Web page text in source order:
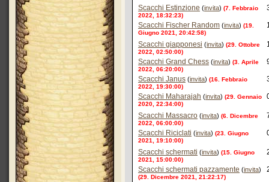
Scacchi Estinzione (invita) (7. Febbraio
2022, 18:32:23)
Scacchi Fischer Random (invita) (19.
Giugno 2021, 20:42:58)
Scacchi giapponesi (invita) (29. Ottobre
2022, 02:50:00)
Scacchi Grand Chess (invita) (3. Aprile
2022, 06:20:00)
Scacchi Janus (invita) (16. Febbraio
2022, 19:30:00)
Scacchi Maharajah (invita) (29. Gennaio
2020, 22:34:00)
Scacchi Massacro (invita) (6. Dicembre
2022, 06:00:00)
Scacchi Riciclati (invita) (23. Giugno
2021, 19:10:00)
Scacchi schermati (invita) (15. Giugno
2021, 15:00:00)
Scacchi schermati pazzamente (invita)
(29. Dicembre 2021, 21:22:17)